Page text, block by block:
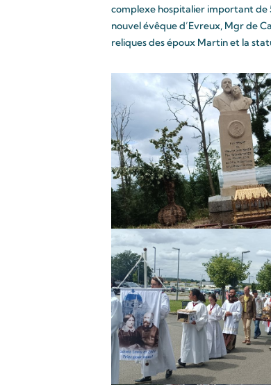
complexe hospitalier important de
nouvel évêque d’Evreux, Mgr de
reliques des époux Martin et la